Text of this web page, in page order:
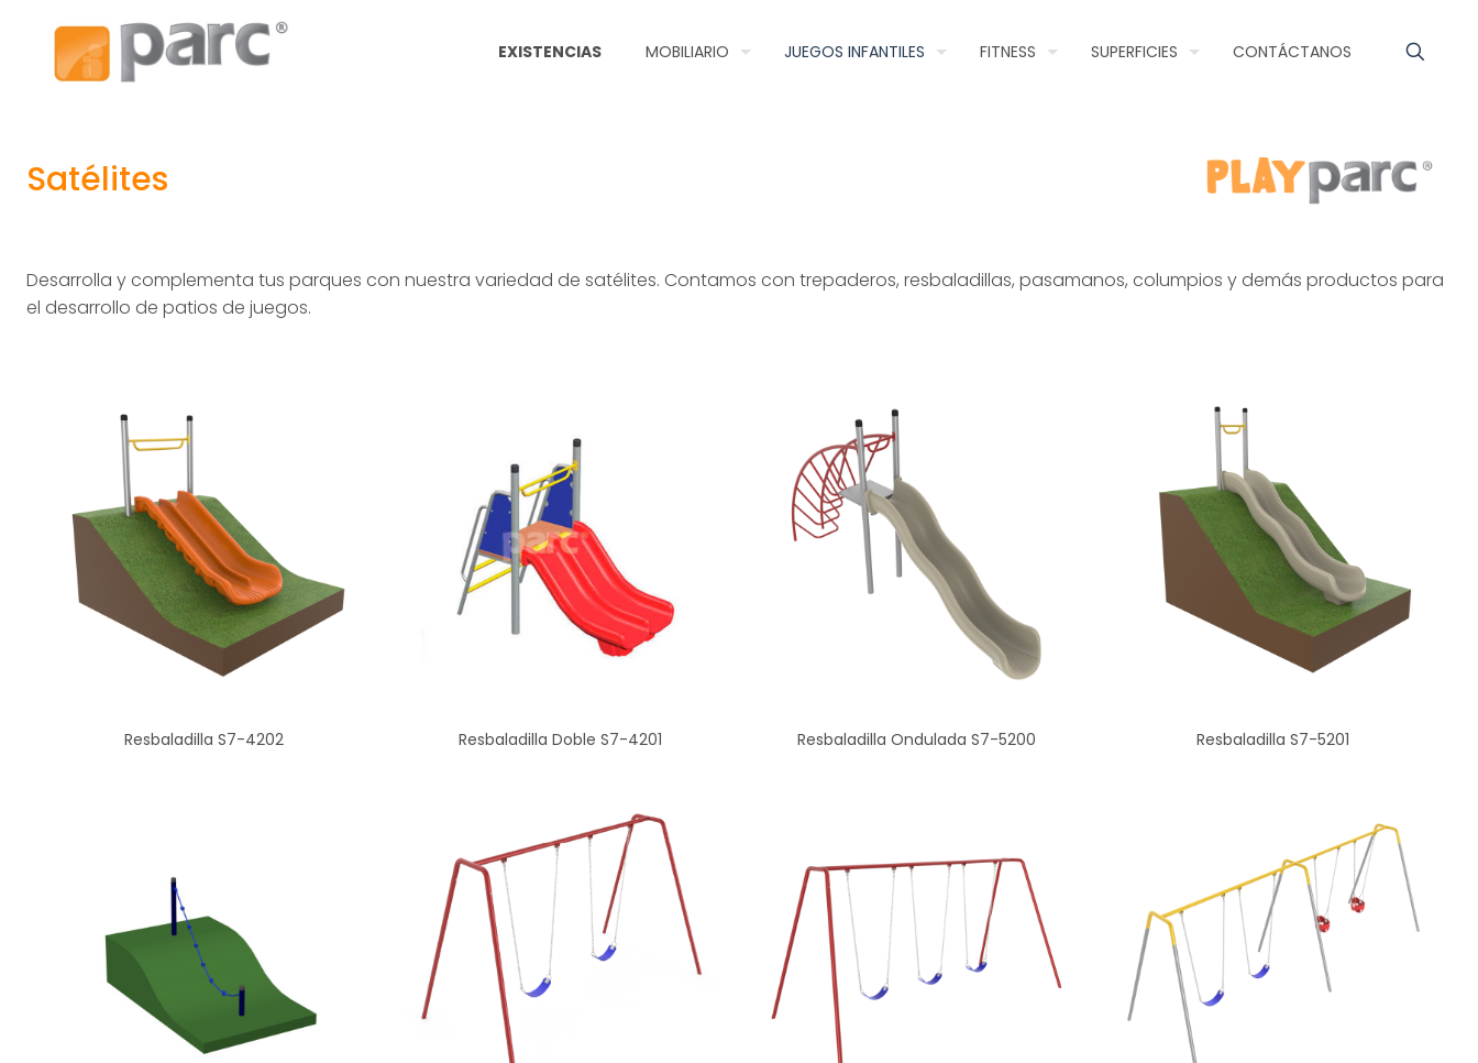
EXISTENCIAS MOBILIARIO JUEGOS INFANTILES FITNESS SUPERFICIES CONTÁCTANOS
Satélites
Desarrolla y complementa tus parques con nuestra variedad de satélites. Contamos con trepaderos, resbaladillas, pasamanos, columpios y demás productos para
el desarrollo de patios de juegos.
Resbaladilla S7-4202 Resbaladilla Doble S7-4201 Resbaladilla Ondulada S7-5200 Resbaladilla S7-5201